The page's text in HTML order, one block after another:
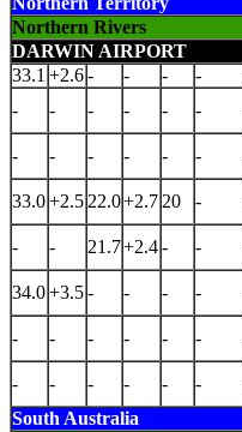
Northern Rivers
DARWIN AIRPORT
33.1 +2.6- - - -
-
- - - - -
- - - - - -
33.0+2.5 22.0+2.7 20 -
- - 21.7+2.4- -
34.0+3.5- - - -
- - - - - -
- - - - - -
South Australia